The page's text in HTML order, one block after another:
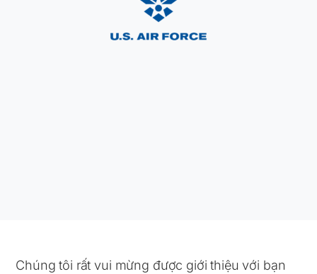
Chúng tôi rất vui mừng được giới thiệu với bạn